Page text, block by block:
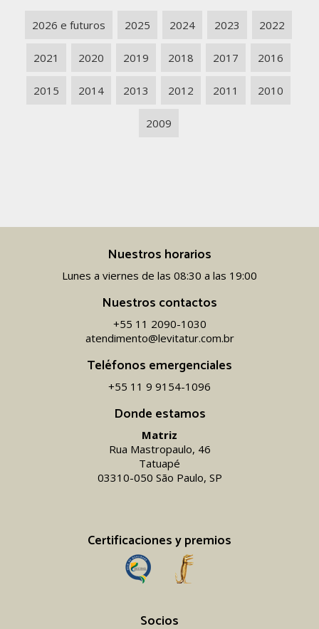
2026 e futuros 2025 2024 2023 2022
2021 2020 2019 2018 2017 2016
2015 2014 2013 2012 2011 2010
2009
Donde estamos
Matriz
Rua Mastropaulo, 46
Tatuapé
03310-050 São Paulo, SP
Certificaciones y premios
Socios
Nuestros horarios
Lunes a viernes de las 08:30 a las 19:00
Nuestros contactos
+55 11 2090-1030
atendimento@levitatur.com.br
Teléfonos emergenciales
+55 11 9 9154-1096‬